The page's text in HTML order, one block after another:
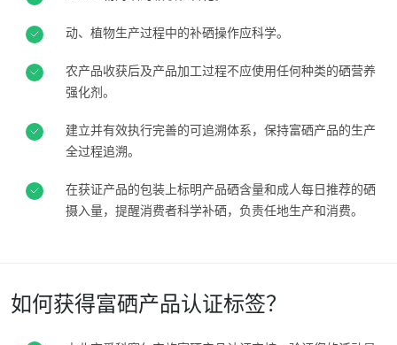
关于我们
秘鲁 (西班牙语)
美国 (英语)
阿根廷 (西班牙语)
塞尔维亚 (塞尔维亚语)
意大利 (意大利语)
法国 (法语)
动、植物生产过程中的补硒操作应科学。
农产品收获后及产品加工过程不应使用任何种类的硒营养
强化剂。
建立并有效执行完善的可追溯体系，保持富硒产品的生产
全过程追溯。
在获证产品的包装上标明产品硒含量和成人每日推荐的硒
摄入量，提醒消费者科学补硒，负责任地生产和消费。
如何获得富硒产品认证标签？